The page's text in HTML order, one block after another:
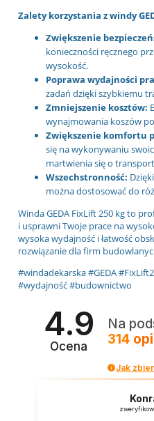
Zalety korzystania z windy
Zwiększenie
konieczności ręcznego
wysokość.
Poprawa wydajności
zadań dzięki szybkiemu
Zmniejszenie kosztów:
wynajmowania koszów
Zwiększenie komfortu
się na wykonywaniu
martwienia się o
Wszechstronność:
można dostosować do
Winda GEDA FixLift 250 kg to
i usprawni Twoje prace na
wysoka wydajność i łatwość
rozwiązanie dla firm
#windadekarska #GEDA
#wydajność #budownictwo
4.9
Ocena
Na
314
Jak